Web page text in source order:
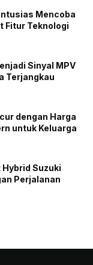
Mencoba
Fitur Teknologi
Sinyal MPV
Terjangkau
dengan Harga
untuk Keluarga
Suzuki
Perjalanan